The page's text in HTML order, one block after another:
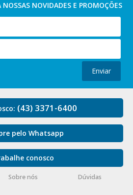
NOSSAS NOVIDADES E PROMOÇÕES
Enviar
(43) 3371-6400
pelo Whatsapp
conosco
Sobre nós Dúvidas